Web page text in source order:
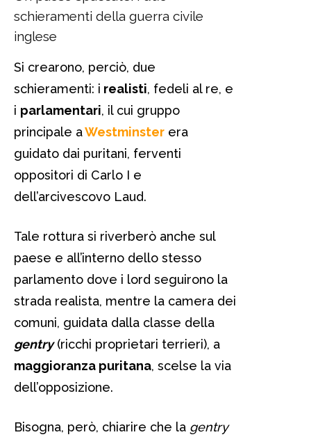
schieramenti della guerra civile
inglese
Si crearono, perciò, due
schieramenti: i realisti, fedeli al re, e
i parlamentari, il cui gruppo
principale aWestminster era
guidato dai puritani, ferventi
oppositori di Carlo I e
dell’arcivescovo Laud.
Tale rottura si riverberò anche sul
paese e all’interno dello stesso
parlamento dove i lord seguirono la
strada realista, mentre la camera dei
comuni, guidata dalla classe della
gentry(ricchi proprietari terrieri), a
maggioranza puritana, scelse la via
dell’opposizione.
Bisogna, però, chiarire che la gentry